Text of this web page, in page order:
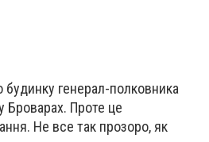
генерал-полковника
Броварах. Проте це
Не все так прозоро, як